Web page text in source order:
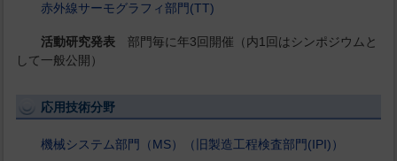
赤外線サーモグラフィ部門(TT)
活動研究発表部門毎に年3回開催（内1回はシンポジウムと
して一般公開）
応用技術分野
機械システム部門（MS）（旧製造工程検査部門(IPI)）